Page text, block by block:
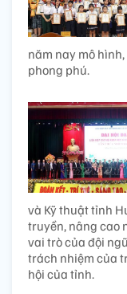
năm nay mô
phong phú.
và Kỹ thuật tỉnh
truyền, nâng cao
vai trò của đội
trách nhiệm của
hội của tỉnh.